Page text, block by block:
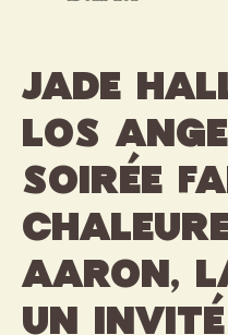
Jade
Los
soirée
Aaron,
un